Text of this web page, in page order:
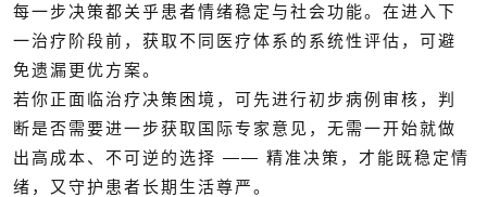
每一步决策都关乎患者情绪稳定与社会功能。在进入下
一治疗阶段前，获取不同医疗体系的系统性评估，可避
免遗漏更优方案。
若你正面临治疗决策困境，可先进行初步病例审核，判
断是否需要进一步获取国际专家意见，无需一开始就做
出高成本、不可逆的选择 —— 精准决策，才能既稳定情
绪，又守护患者长期生活尊严。